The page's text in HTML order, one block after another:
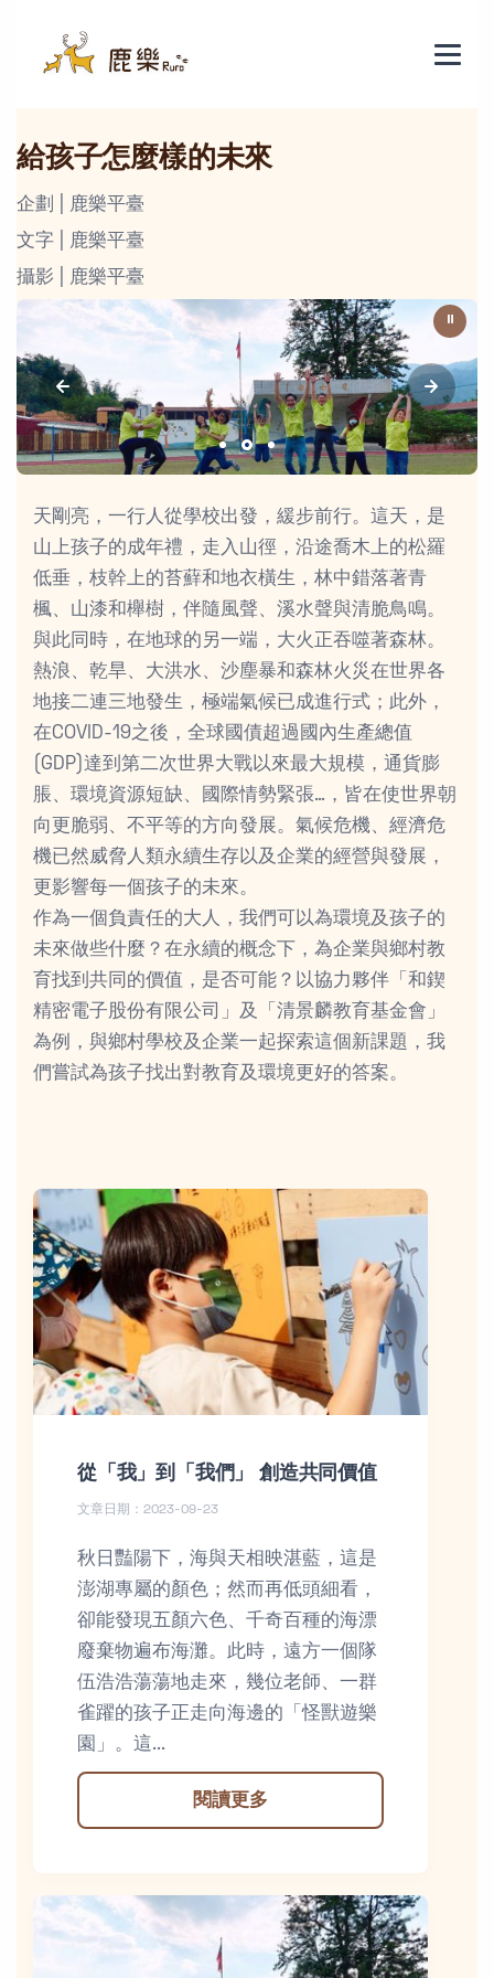
給孩子怎麼樣的未來
企劃 | 鹿樂平臺
文字 | 鹿樂平臺
攝影 | 鹿樂平臺
⏸
天剛亮，一行人從學校出發，緩步前行。這天，是
山上孩子的成年禮，走入山徑，沿途喬木上的松羅
低垂，枝幹上的苔蘚和地衣橫生，林中錯落著青
楓、山漆和櫸樹，伴隨風聲、溪水聲與清脆鳥鳴。
與此同時，在地球的另一端，大火正吞噬著森林。
熱浪、乾旱、大洪水、沙塵暴和森林火災在世界各
地接二連三地發生，極端氣候已成進行式；此外，
在COVID-19之後，全球國債超過國內生產總值
(GDP)達到第二次世界大戰以來最大規模，通貨膨
脹、環境資源短缺、國際情勢緊張…，皆在使世界朝
向更脆弱、不平等的方向發展。氣候危機、經濟危
機已然威脅人類永續生存以及企業的經營與發展，
更影響每一個孩子的未來。
作為一個負責任的大人，我們可以為環境及孩子的
未來做些什麼？在永續的概念下，為企業與鄉村教
育找到共同的價值，是否可能？以協力夥伴「和鍥
精密電子股份有限公司」及「清景麟教育基金會」
為例，與鄉村學校及企業一起探索這個新課題，我
們嘗試為孩子找出對教育及環境更好的答案。
從「我」到「我們」 創造共同價值
文章日期：2023-09-23
秋日豔陽下，海與天相映湛藍，這是
澎湖專屬的顏色；然而再低頭細看，
卻能發現五顏六色、千奇百種的海漂
廢棄物遍布海灘。此時，遠方一個隊
伍浩浩蕩蕩地走來，幾位老師、一群
雀躍的孩子正走向海邊的「怪獸遊樂
園」。這...
閱讀更多